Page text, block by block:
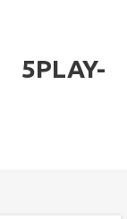
5PLAY-